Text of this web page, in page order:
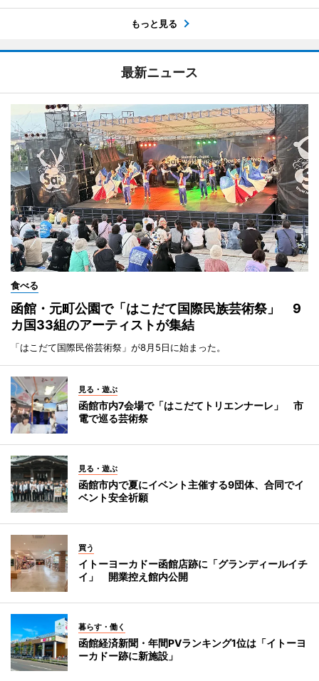
もっと見る
最新ニュース
食べる
函館・元町公園で「はこだて国際民族芸術祭」 9
カ国33組のアーティストが集結
「はこだて国際民俗芸術祭」が8月5日に始まった。
見る・遊ぶ
函館市内7会場で「はこだてトリエンナーレ」 市
電で巡る芸術祭
見る・遊ぶ
函館市内で夏にイベント主催する9団体、合同でイ
ベント安全祈願
買う
イトーヨーカドー函館店跡に「グランディールイチ
イ」 開業控え館内公開
暮らす・働く
函館経済新聞・年間PVランキング1位は「イトーヨ
ーカドー跡に新施設」